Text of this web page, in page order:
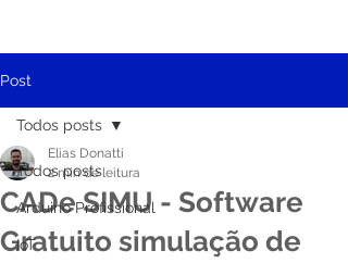
Post
Todos posts
Arduino Profissional
IoT
Todos posts
CADe SIMU - Software
Gratuito simulação de
Elias Donatti
2 min de leitura